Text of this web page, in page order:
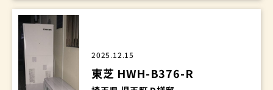
2025.12.15
東芝 HWH-B376-R